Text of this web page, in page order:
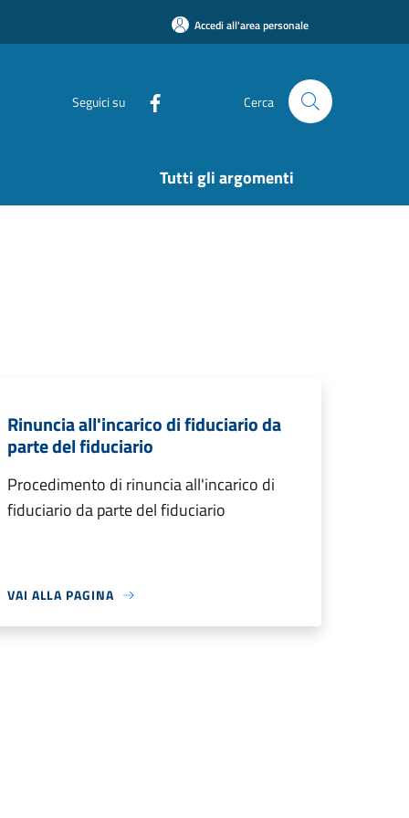
Accedi all'area personale
Seguici su Cerca
Tutti gli argomenti
Rinuncia all'incarico di fiduciario da
parte del fiduciario
Procedimento di rinuncia all'incarico di
fiduciario da parte del fiduciario
VAI ALLA PAGINA